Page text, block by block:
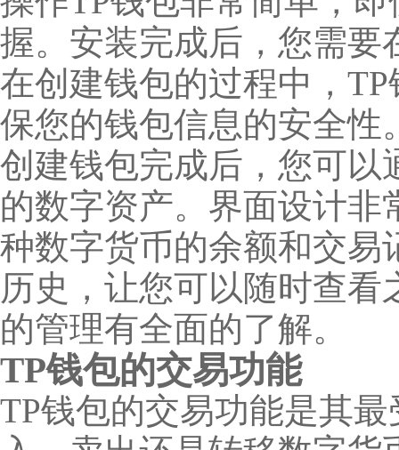
握。安装完成后，您需要
在创建钱包的过程中，
保您的钱包信息的安全性
创建钱包完成后，您可以
的数字资产。界面设计
种数字货币的余额和交易
历史，让您可以随时查
的管理有全面的了解。
TP钱包的交易功能
TP钱包的交易功能是其